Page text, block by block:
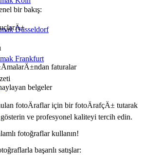
Düsseldorf
Frankfurt
bir bakış:
faturalar
belgeler
fotoÄraflar için bir fotoÄrafçÄ± tutarak
ve profesyonel kaliteyi tercih edin.
fotoğraflar kullanın!
başarılı satışlar: